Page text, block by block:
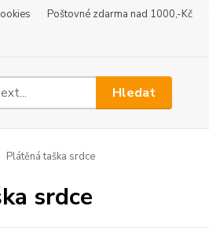
Poštovné zdarma nad 1000,-Kč
Hledat
Plátěná taška srdce
srdce